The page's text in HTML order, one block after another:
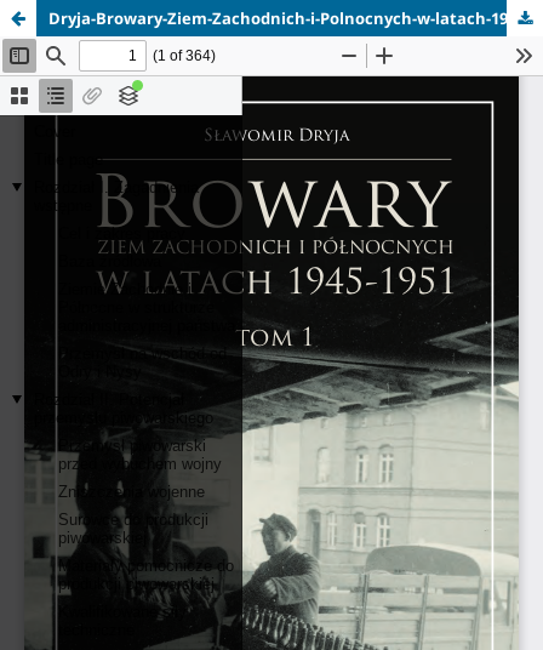
Dryja-Browary-Ziem-Zachodnich-i-Polnocnych-w-latach-1945-1951-e-book.pdf